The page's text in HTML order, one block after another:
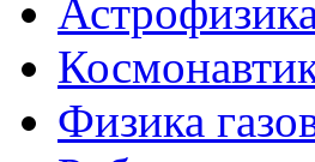
Астрофизика
Физика